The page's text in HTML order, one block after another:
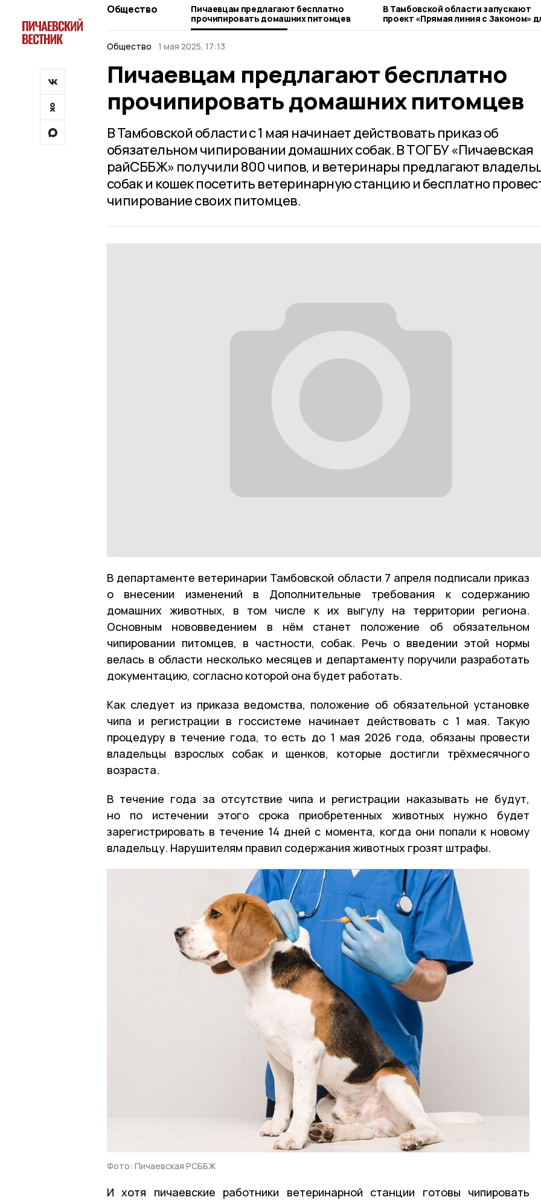
Общество
Пичаевцам предлагают бесплатно
прочипировать домашних питомцев
В Тамбовской области запускают
проект «Прямая линия с Законом»
ветеранов СВО
Общество 1 мая 2025, 17:13
Пичаевцам предлагают бесплатно
прочипировать домашних питомцев
В Тамбовской области с 1 мая начинает действовать приказ об
обязательном чипировании домашних собак. В ТОГБУ «Пичаевская
райСББЖ» получили 800 чипов, и ветеринары предлагают
собак и кошек посетить ветеринарную станцию и бесплатно
чипирование своих питомцев.
В департаменте ветеринарии Тамбовской области 7 апреля подписали приказ
о внесении изменений в Дополнительные требования к содержанию
домашних животных, в том числе к их выгулу на территории региона.
Основным нововведением в нём станет положение об обязательном
чипировании питомцев, в частности, собак. Речь о введении этой нормы
велась в области несколько месяцев и департаменту поручили разработать
документацию, согласно которой она будет работать.
Как следует из приказа ведомства, положение об обязательной установке
чипа и регистрации в госсистеме начинает действовать с 1 мая. Такую
процедуру в течение года, то есть до 1 мая 2026 года, обязаны провести
владельцы взрослых собак и щенков, которые достигли трёхмесячного
возраста.
В течение года за отсутствие чипа и регистрации наказывать не будут,
но по истечении этого срока приобретенных животных нужно будет
зарегистрировать в течение 14 дней с момента, когда они попали к новому
владельцу. Нарушителям правил содержания животных грозят штрафы.
Фото: Пичаевская РСББЖ
И хотя пичаевские работники ветеринарной станции готовы чипировать